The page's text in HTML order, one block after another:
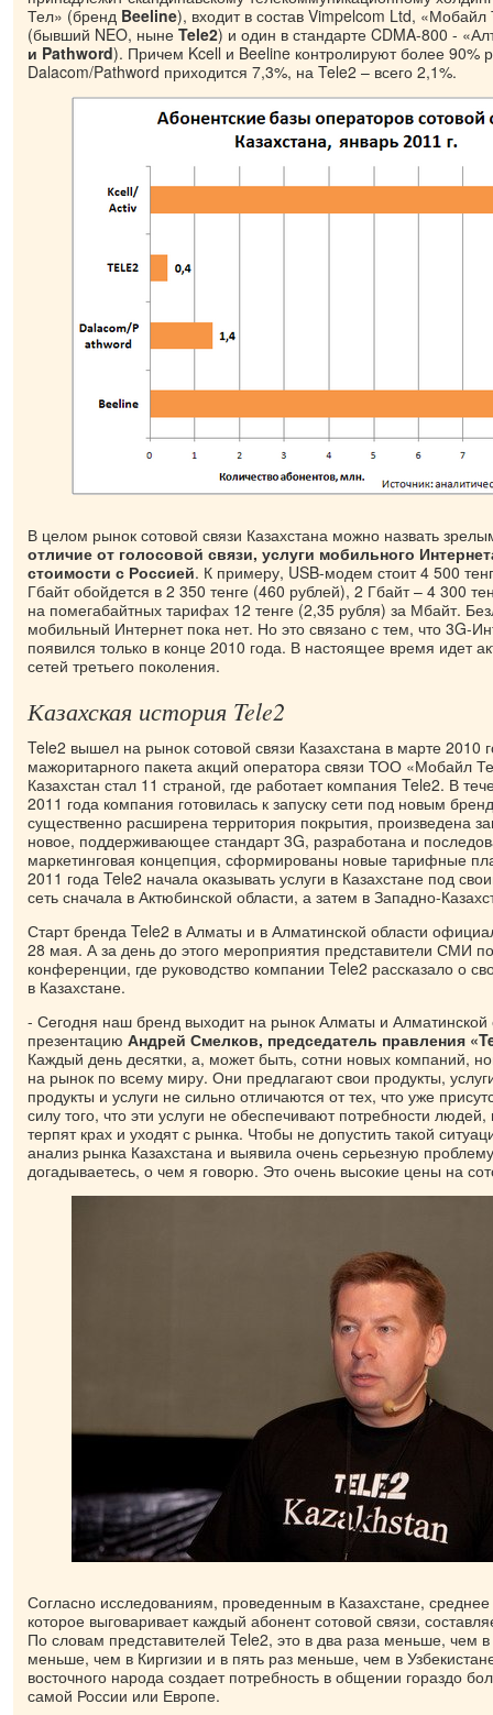
Тел» (бренд Beeline), входит в состав Vimpelcom Ltd,
(бывший NEO, ныне Tele2) и один в стандарте CDMA-800 -
и Pathword). Причем Kcell и Beeline контролируют более 90%
Dalacom/Pathword приходится 7,3%, на Tele2 – всего 2,1%.
В целом рынок сотовой связи Казахстана можно назвать
отличие от голосовой связи, услуги мобильного
стоимости с Россией. К примеру, USB-модем стоит 4 500
Гбайт обойдется в 2 350 тенге (460 рублей), 2 Гбайт – 4 300
на помегабайтных тарифах 12 тенге (2,35 рубля) за Мбайт.
мобильный Интернет пока нет. Но это связано с тем, что 3G-
появился только в конце 2010 года. В настоящее время идет
сетей третьего поколения.
Казахская история Tele2
Tele2 вышел на рынок сотовой связи Казахстана в марте 2010
мажоритарного пакета акций оператора связи ТОО «Мобайл
Казахстан стал 11 страной, где работает компания Tele2. В
2011 года компания готовилась к запуску сети под новым
существенно расширена территория покрытия, произведена
новое, поддерживающее стандарт 3G, разработана и
маркетинговая концепция, сформированы новые тарифные
2011 года Tele2 начала оказывать услуги в Казахстане под
сеть сначала в Актюбинской области, а затем в Западно-
Старт бренда Tele2 в Алматы и в Алматинской области
28 мая. А за день до этого мероприятия представители СМИ
конференции, где руководство компании Tele2 рассказало о
в Казахстане.
- Сегодня наш бренд выходит на рынок Алматы и Алматинской
презентацию Андрей Смелков, председатель правления
Каждый день десятки, а, может быть, сотни новых компаний,
на рынок по всему миру. Они предлагают свои продукты,
продукты и услуги не сильно отличаются от тех, что уже
силу того, что эти услуги не обеспечивают потребности
терпят крах и уходят с рынка. Чтобы не допустить такой
анализ рынка Казахстана и выявила очень серьезную
догадываетесь, о чем я говорю. Это очень высокие цены на
Согласно исследованиям, проведенным в Казахстане,
которое выговаривает каждый абонент сотовой связи,
По словам представителей Tele2, это в два раза меньше, чем в
меньше, чем в Киргизии и в пять раз меньше, чем в
восточного народа создает потребность в общении гораздо
самой России или Европе.